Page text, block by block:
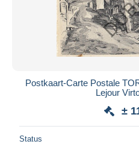
Postkaart-Carte Postale
Lejour
±
Status